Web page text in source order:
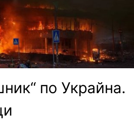
по Украйна.